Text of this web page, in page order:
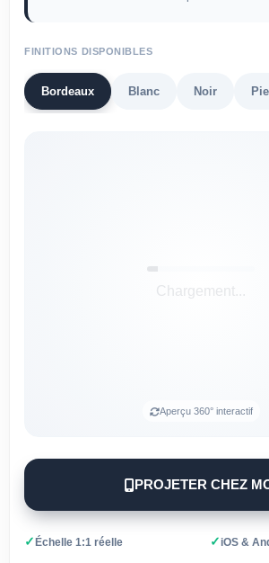
FINITIONS DISPONIBLES
Bordeaux Blanc Noir
Aperçu 360° interactif
PROJETER CHEZ
✓Échelle 1:1 réelle ✓iOS &